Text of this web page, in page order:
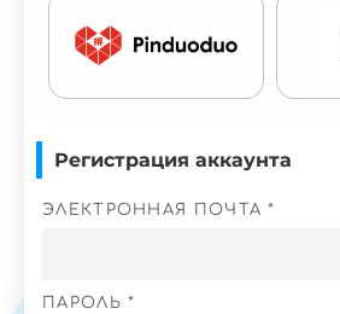
Регистрация аккаунта
ЭЛЕКТРОННАЯ ПОЧТА *
ПАРОЛЬ *